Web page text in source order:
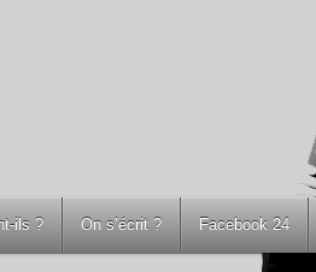
ils ? On s’écrit ? Facebook 24